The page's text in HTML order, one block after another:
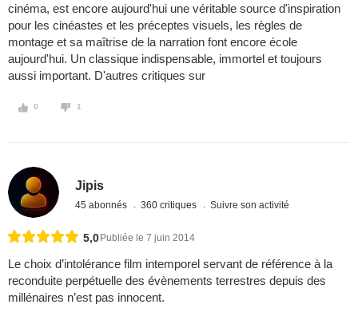
cinéma, est encore aujourd'hui une véritable source d'inspiration
pour les cinéastes et les préceptes visuels, les règles de
montage et sa maîtrise de la narration font encore école
aujourd'hui. Un classique indispensable, immortel et toujours
aussi important. D'autres critiques sur
0 1
Jipis
45 abonnés 360 critiques Suivre son activité
5,0 Publiée le 7 juin 2014
Le choix d’intolérance film intemporel servant de référence à la
reconduite perpétuelle des évènements terrestres depuis des
millénaires n’est pas innocent.